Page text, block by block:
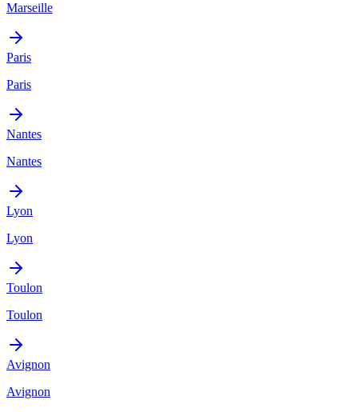
Marseille
Paris
Paris
Nantes
Nantes
Lyon
Lyon
Toulon
Toulon
Avignon
Avignon